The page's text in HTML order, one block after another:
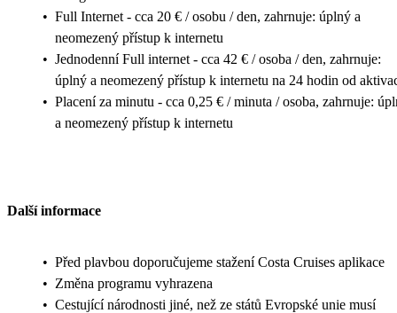
• Full Internet - cca 20 € / osobu / den, zahrnuje: úplný a
neomezený přístup k internetu
• Jednodenní Full internet - cca 42 € / osoba / den, zahrnuje:
úplný a neomezený přístup k internetu na 24 hodin od
• Placení za minutu - cca 0,25 € / minuta / osoba, zahrnuje:
a neomezený přístup k internetu
Další informace
• Před plavbou doporučujeme stažení Costa Cruises aplikace
• Změna programu vyhrazena
• Cestující národnosti jiné, než ze států Evropské unie musí